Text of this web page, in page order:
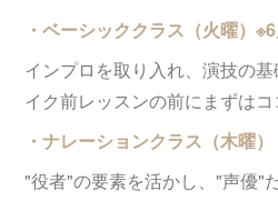
・ベーシッククラス（火曜）
インプロを取り入れ、演技の
イク前レッスンの前にまずはコ
・ナレーションクラス（木曜）
"役者"の要素を活かし、"声優"